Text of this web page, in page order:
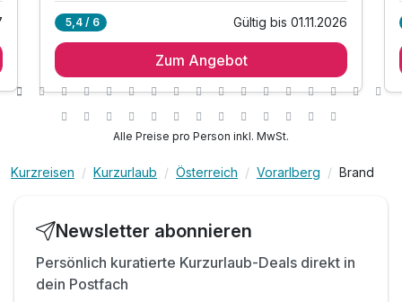
3 x reichhaltiges Frühstück vom Buffet
3 x feinstes Abendessen mit Marché Bereich
inkl. 600m² Indoor-Aktivbereich mit Ritterburg
inkl. professionelle Kinderbetreuung - 56
inkl. leichter Mittags-Snack + Salat, nur Sommer
inkl. Blechkuchen & Eis, Kaffee Tee, nur Sommer
inkl. Obst & Säfte während Kinderbetreuung
inkl. Mineral & Saftbar während Essenszeiten
5,4 / 6 Gültig bis 01.11.2026
Zum Angebot
Alle Preise pro Person inkl. MwSt.
Kurzreisen Kurzurlaub Österreich Vorarlberg Brand
Newsletter abonnieren
Persönlich kuratierte Kurzurlaub-Deals direkt in
dein Postfach